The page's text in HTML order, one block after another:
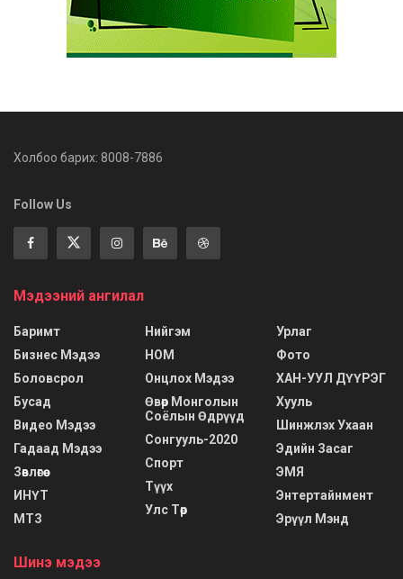
Холбоо барих: 8008-7886
Follow Us
Мэдээний ангилал
Баримт
Бизнес Мэдээ
Боловсрол
Бусад
Видео Мэдээ
Гадаад Мэдээ
Зөвлөгөө
ИНҮТ
МТЗ
Нийгэм
НОМ
Онцлох Мэдээ
Өвөр Монголын
Соёлын Өдрүүд
Сонгууль-2020
Спорт
Түүх
Улс Төр
Урлаг
Фото
ХАН-УУЛ ДҮҮРЭГ
Хууль
Шинжлэх Ухаан
Эдийн Засаг
ЭМЯ
Энтертайнмент
Эрүүл Мэнд
Шинэ мэдээ